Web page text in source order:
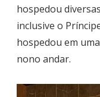
hospedou
inclusive o
hospedou em
nono andar.